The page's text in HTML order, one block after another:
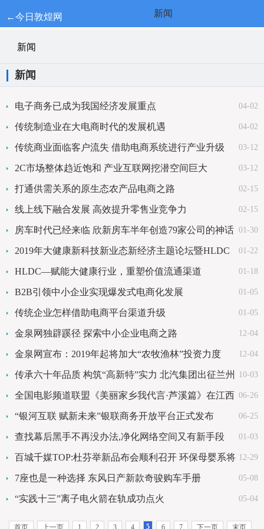
←今日敦煌网 新闻
新闻
新闻
04-02
电子商务已成为我国经济发展重点
04-02
传统制造业在大电商时代的发展机遇
03-12
传统商业面临客户流失 借助电商系统进行产业升级
03-12
2C市场整体趋近饱和 产业互联网挖潜空间巨大
02-15
打通供需关系的原生态农产品电商之路
02-15
线上线下融合发展 高效提升零售业竞争力
01-30
房车时代已经来临 欣新房车半年创造79家公司的神话
01-22
2019年大健康新科技新业态新经济主题论坛暨HLDC
中国超级节点首发式在天津举行 01-18
HLDC—赋能大健康行业，重塑价值流通渠道
01-05
B2B引领中小企业实现爆发式电商化发展
01-05
传统企业怎样借助电商平台渠道升级
12-04
金泉网独辟蹊径 探索中小企业电商之路
12-04
金泉网宣布：2019年起将加大“农牧渔林”投资力度
10-03
传承六十年品质 构筑“高新特”实力 北汽集团出征兰州
车展 06-26
全国电影频道联盟《美丽家乡我代言·芦溪篇》在江西
芦溪开机 06-25
“银河互联 赋新未来”银联商务开放平台正式发布
01-03
查找幕后黑手不再没办法,净化网络空间又有新手段
12-29
百城千媒TOP:杜芬举新品布会顺利召开 环保母婴系将
登录国际市场 05-08
7座也是一种选择 东风日产新款奇骏购车手册
05-04
“实践十三”离子电火箭在轨成功点火
首页 上一页 1 2 3 4 5 6 7 下一页 末页